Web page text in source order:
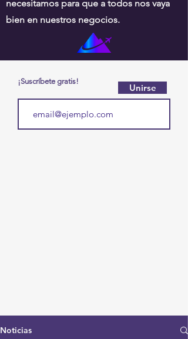
necesitamos para que a todos nos vaya
bien en nuestros negocios.
¡Suscríbete gratis!
Unirse
Noticias